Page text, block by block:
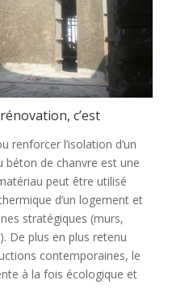
c’est
renforcer l’isolation d’un
de chanvre est une
peut être utilisé
d’un logement et
stratégiques (murs,
De plus en plus retenu
contemporaines, le
à la fois écologique et